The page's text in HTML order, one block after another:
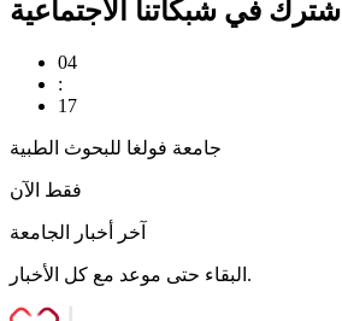
اشترك في شبكاتنا الاجتماعية
04
:
17
جامعة فولغا للبحوث الطبية
فقط الآن
آخر أخبار الجامعة
البقاء حتى موعد مع كل الأخبار.